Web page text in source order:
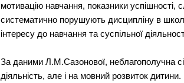
мотивацію навчання, показники успішності,
систематично порушують дисципліну в
інтересу до навчання та суспільної
За даними Л.М.Сазонової, неблагополучна
діяльність, але і на мовний розвиток дитини.